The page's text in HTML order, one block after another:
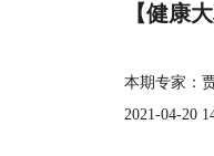
【健康
本期专家：
2021-04-20